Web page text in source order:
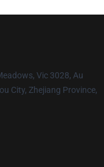
Vic 3028, Au
City, Zhejiang Province,